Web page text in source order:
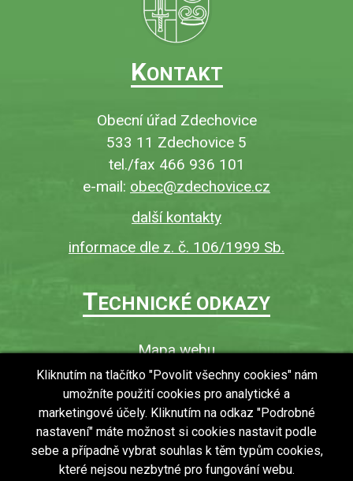
KONTAKT
Obecní úřad Zdechovice
533 11 Zdechovice 5
tel./fax 466 936 101
e-mail: obec@zdechovice.cz
další kontakty
informace dle z. č. 106/1999 Sb.
TECHNICKÉ ODKAZY
Mapa webu
O webu
Povinně zveřejňované informace
Ochrana osobních údajů (GDPR)
Vyhledávání
RSS
Kliknutím na tlačítko "Povolit všechny cookies" nám
umožníte použití cookies pro analytické a
marketingové účely. Kliknutím na odkaz "Podrobné
nastavení" máte možnost si cookies nastavit podle
sebe a případně vybrat souhlas k těm typům cookies,
které nejsou nezbytné pro fungování webu.